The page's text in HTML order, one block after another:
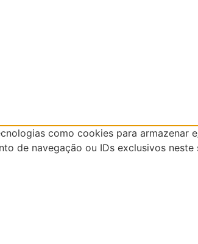
como cookies para
de navegação ou IDs exclusivos